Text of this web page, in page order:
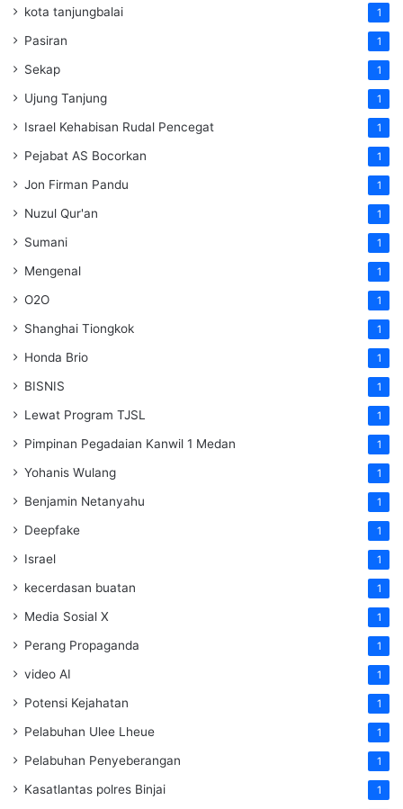
kota tanjungbalai 1
Pasiran 1
Sekap 1
Ujung Tanjung 1
Israel Kehabisan Rudal Pencegat 1
Pejabat AS Bocorkan 1
Jon Firman Pandu 1
Nuzul Qur'an 1
Sumani 1
Mengenal 1
O2O 1
Shanghai Tiongkok 1
Honda Brio 1
BISNIS 1
Lewat Program TJSL 1
Pimpinan Pegadaian Kanwil 1 Medan 1
Yohanis Wulang 1
Benjamin Netanyahu 1
Deepfake 1
Israel 1
kecerdasan buatan 1
Media Sosial X 1
Perang Propaganda 1
video AI 1
Potensi Kejahatan 1
Pelabuhan Ulee Lheue 1
Pelabuhan Penyeberangan 1
Kasatlantas polres Binjai 1